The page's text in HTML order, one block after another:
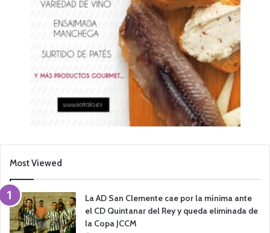
Most Viewed
La AD San Clemente cae por la mínima ante
el CD Quintanar del Rey y queda eliminada de
la Copa JCCM